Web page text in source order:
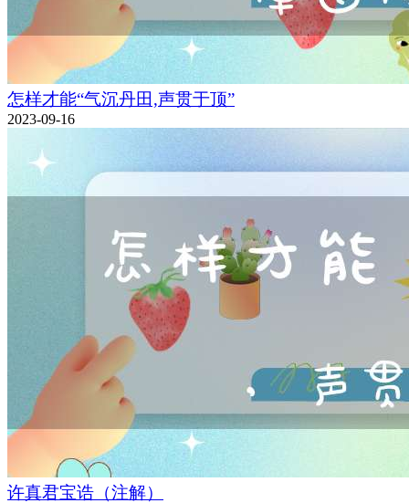
怎样才能“气沉丹田,声贯于顶”
2023-09-16
许真君宝诰（注解）